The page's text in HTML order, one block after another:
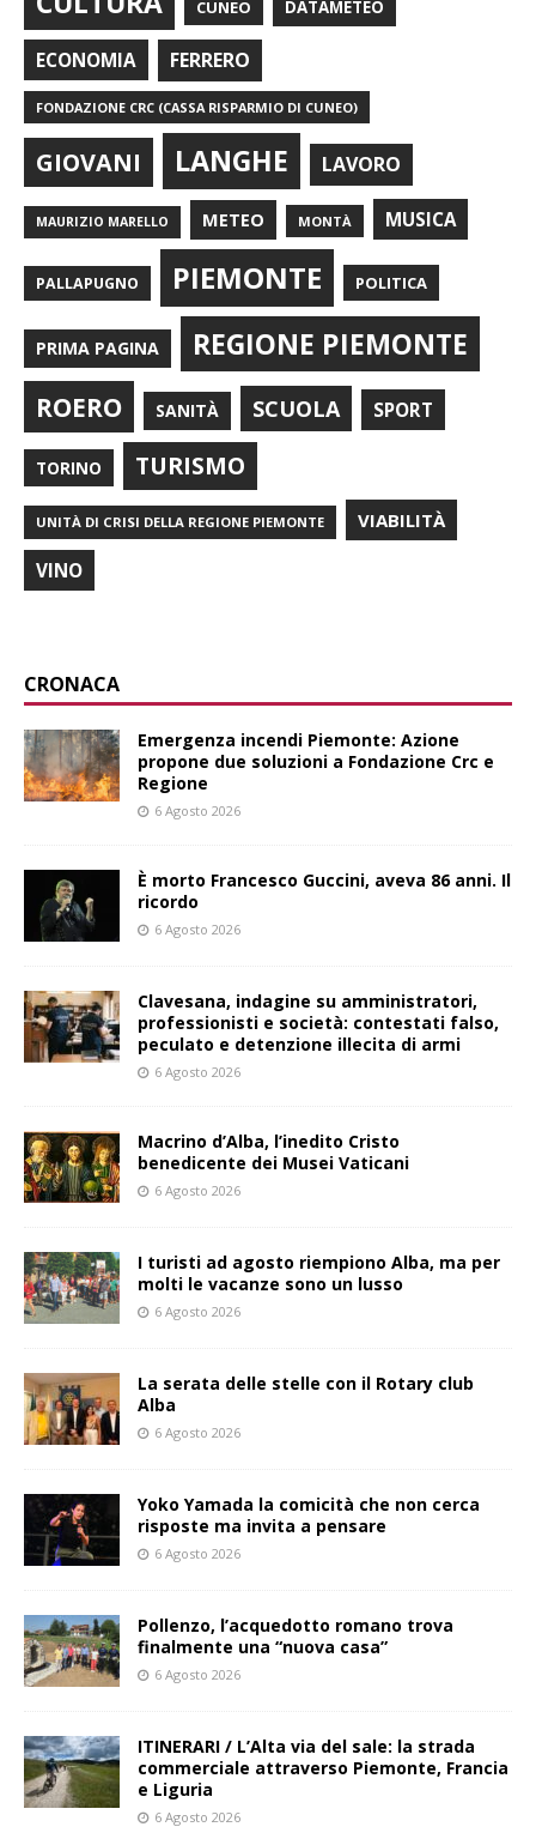
CUNEO DATAMETEO
ECONOMIA FERRERO
FONDAZIONE CRC (CASSA RISPARMIO DI CUNEO)
GIOVANI LANGHE LAVORO
MAURIZIO MARELLO METEO MONTÀ MUSICA
PALLAPUGNO PIEMONTE POLITICA
PRIMA PAGINA REGIONE PIEMONTE
ROERO SANITÀ SCUOLA SPORT
TORINO TURISMO
UNITÀ DI CRISI DELLA REGIONE PIEMONTE VIABILITÀ
VINO
CRONACA
Emergenza incendi Piemonte: Azione
propone due soluzioni a Fondazione Crc e
Regione
6 Agosto 2026
È morto Francesco Guccini, aveva 86 anni. Il
ricordo
6 Agosto 2026
Clavesana, indagine su amministratori,
professionisti e società: contestati falso,
peculato e detenzione illecita di armi
6 Agosto 2026
Macrino d’Alba, l’inedito Cristo
benedicente dei Musei Vaticani
6 Agosto 2026
I turisti ad agosto riempiono Alba, ma per
molti le vacanze sono un lusso
6 Agosto 2026
La serata delle stelle con il Rotary club
Alba
6 Agosto 2026
Yoko Yamada la comicità che non cerca
risposte ma invita a pensare
6 Agosto 2026
Pollenzo, l’acquedotto romano trova
finalmente una “nuova casa”
6 Agosto 2026
ITINERARI / L’Alta via del sale: la strada
commerciale attraverso Piemonte, Francia
e Liguria
6 Agosto 2026